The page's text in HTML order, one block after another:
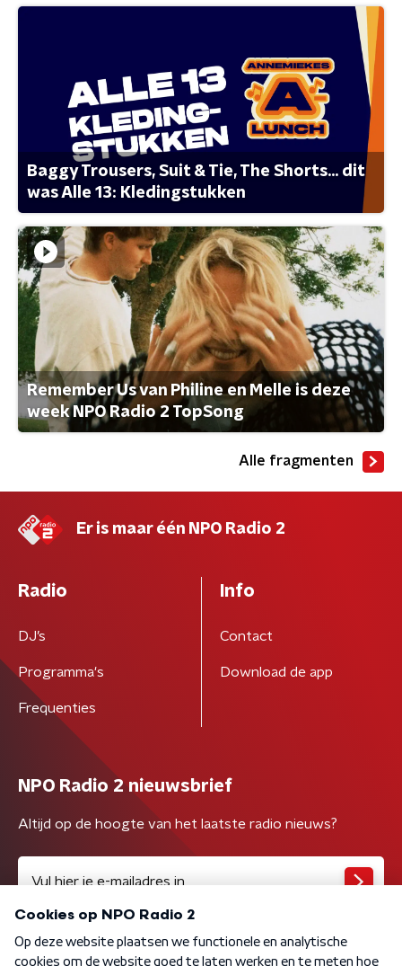
Baggy Trousers, Suit & Tie, The Shorts... dit
was Alle 13: Kledingstukken
Remember Us van Philine en Melle is deze
week NPO Radio 2 TopSong
Alle fragmenten
Er is maar één NPO Radio 2
Radio
DJ’s
Programma's
Frequenties
Info
Contact
Download de app
NPO Radio 2 nieuwsbrief
Altijd op de hoogte van het laatste radio nieuws?